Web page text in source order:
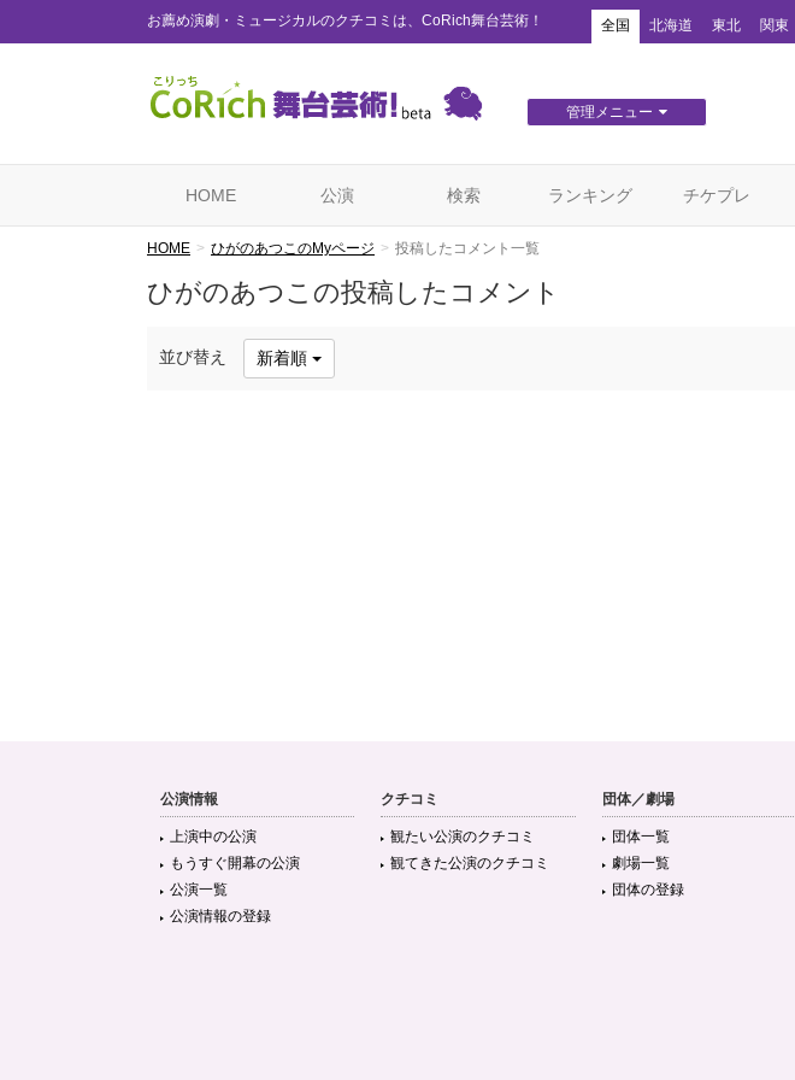
お薦め演劇・ミュージカルのクチコミは、CoRich舞台芸術！ 全国 北海道 東北 関東
管理メニュー
HOME 公演 検索 ランキング チケプレ
HOME ひがのあつこのMyページ 投稿したコメント一覧
ひがのあつこの投稿したコメント
並び替え 新着順
公演情報
上演中の公演
もうすぐ開幕の公演
公演一覧
公演情報の登録
クチコミ
観たい公演のクチコミ
観てきた公演のクチコミ
団体／劇場
団体一覧
劇場一覧
団体の登録